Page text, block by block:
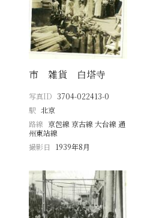
市 雑貨 白塔寺
写真ID 3704-022413-0
駅 北京
路線 京包線 京古線 大台線 通
州東站線
撮影日
1939年8月